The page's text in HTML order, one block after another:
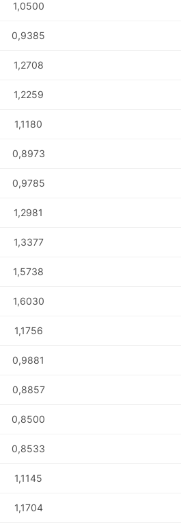
1,0500
0,9385
1,2708
1,2259
1,1180
0,8973
0,9785
1,2981
1,3377
1,5738
1,6030
1,1756
0,9881
0,8857
0,8500
0,8533
1,1145
1,1704